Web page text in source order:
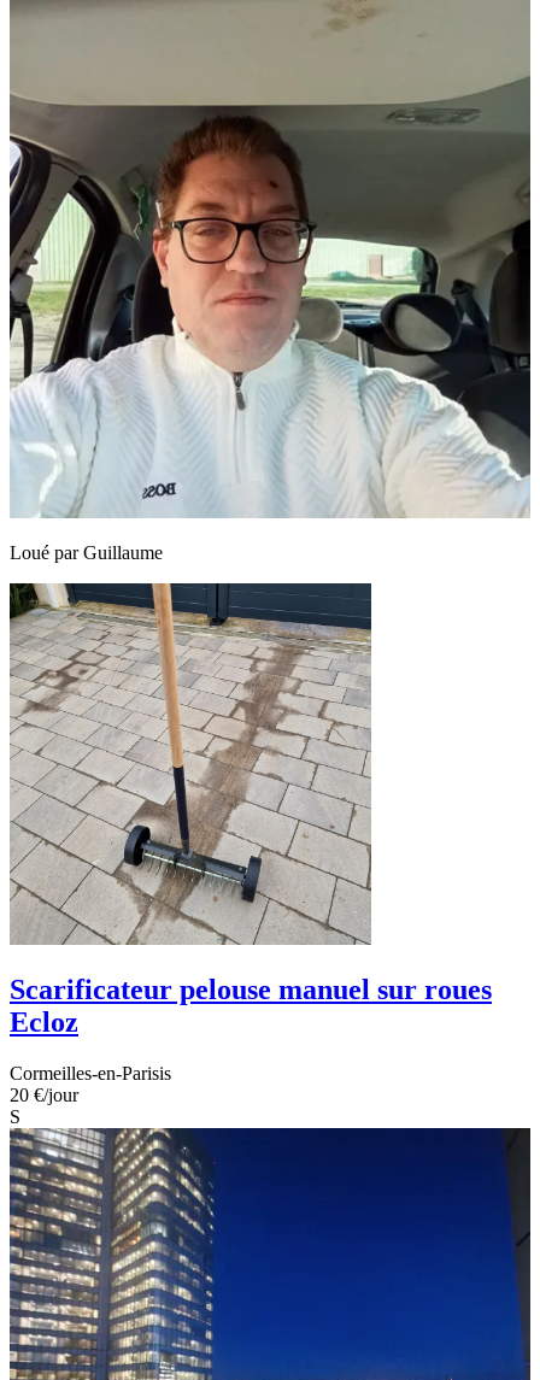
Loué parGuillaume
Scarificateur pelouse manuel sur roues
Ecloz
Cormeilles-en-Parisis
20 €/jour
S